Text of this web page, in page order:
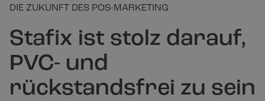
DIE ZUKUNFT DES POS-MARKETING
Stafix ist stolz darauf,
PVC- und
rückstandsfrei zu sein